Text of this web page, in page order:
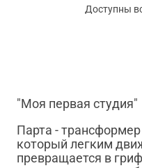
Доступны
"Моя первая студия"
Парта - трансформер
который легким
превращается в